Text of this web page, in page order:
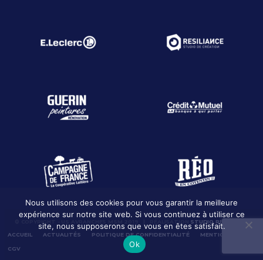
STUDIO RESILIANCE
ACCUEIL ACTUALITÉS POLITIQUE DE CONFIDENTIALITÉ MENTION LÉGALES
CGV
Nous utilisons des cookies pour vous garantir la meilleure
expérience sur notre site web. Si vous continuez à utiliser ce
site, nous supposerons que vous en êtes satisfait.
Ok